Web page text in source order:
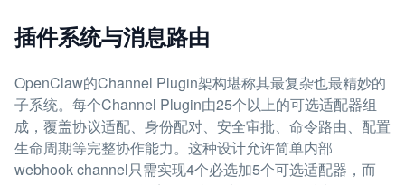
插件系统与消息路由
OpenClaw的Channel Plugin架构堪称其最复杂也最精妙的
子系统。每个Channel Plugin由25个以上的可选适配器组
成，覆盖协议适配、身份配对、安全审批、命令路由、配置
生命周期等完整协作能力。这种设计允许简单内部
webhook channel只需实现4个必选加5个可选适配器，而